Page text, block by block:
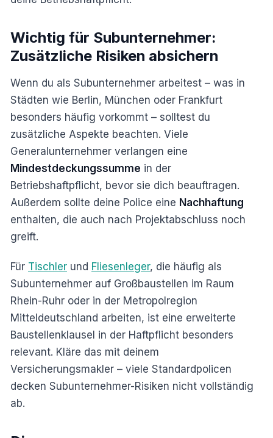
Wichtig für Subunternehmer:
Zusätzliche Risiken absichern
Wenn du als Subunternehmer arbeitest – was in
Städten wie Berlin, München oder Frankfurt
besonders häufig vorkommt – solltest du
zusätzliche Aspekte beachten. Viele
Generalunternehmer verlangen eine
Mindestdeckungssumme in der
Betriebshaftpflicht, bevor sie dich beauftragen.
Außerdem sollte deine Police eine Nachhaftung
enthalten, die auch nach Projektabschluss noch
greift.
Für Tischler und Fliesenleger, die häufig als
Subunternehmer auf Großbaustellen im Raum
Rhein-Ruhr oder in der Metropolregion
Mitteldeutschland arbeiten, ist eine erweiterte
Baustellenklausel in der Haftpflicht besonders
relevant. Kläre das mit deinem
Versicherungsmakler – viele Standardpolicen
decken Subunternehmer-Risiken nicht vollständig
ab.